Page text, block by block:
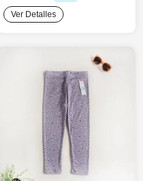
Ver Detalles